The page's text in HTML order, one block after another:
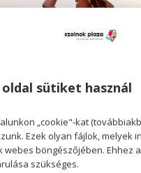
derekú nadrág
oldal sütiket használ
„cookie"-kat
Ezek olyan fájlok, melyek
webes böngészőjében. Ehhez
szükséges.